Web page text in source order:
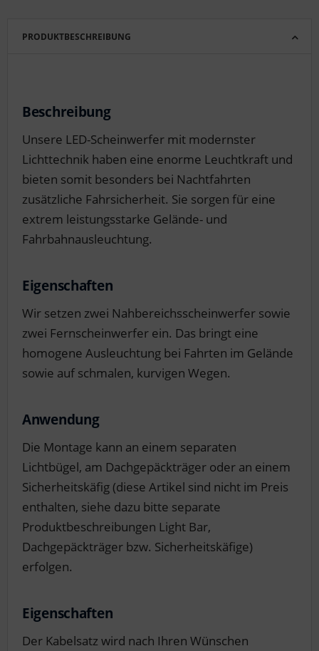
PRODUKTBESCHREIBUNG
Beschreibung
Unsere LED-Scheinwerfer mit modernster
Lichttechnik haben eine enorme Leuchtkraft und
bieten somit besonders bei Nachtfahrten
zusätzliche Fahrsicherheit. Sie sorgen für eine
extrem leistungsstarke Gelände- und
Fahrbahnausleuchtung.
Eigenschaften
Wir setzen zwei Nahbereichsscheinwerfer sowie
zwei Fernscheinwerfer ein. Das bringt eine
homogene Ausleuchtung bei Fahrten im Gelände
sowie auf schmalen, kurvigen Wegen.
Anwendung
Die Montage kann an einem separaten
Lichtbügel, am Dachgepäckträger oder an einem
Sicherheitskäfig (diese Artikel sind nicht im Preis
enthalten, siehe dazu bitte separate
Produktbeschreibungen Light Bar,
Dachgepäckträger bzw. Sicherheitskäfige)
erfolgen.
Eigenschaften
Der Kabelsatz wird nach Ihren Wünschen